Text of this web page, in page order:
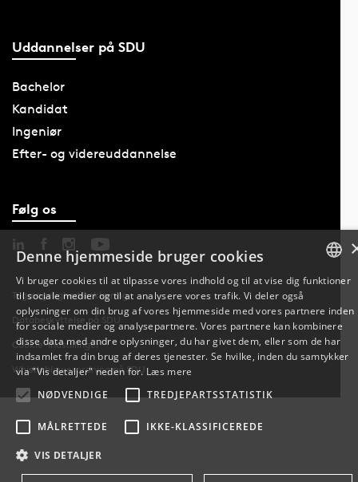
Uddannelser på SDU
Bachelor
Kandidat
Ingeniør
Efter- og videreuddannelse
Følg os
Tilgængelighedserklæring
Databeskyttelse på SDU
Cookie-indstillinger
Whistleblowerordning på SDU
ENGLISH
Denne hjemmeside bruger cookies
Vi bruger cookies til at tilpasse vores indhold og til at vise dig funktioner
til sociale medier og til at analysere vores trafik. Vi deler også
oplysninger om din brug af vores hjemmeside med vores partnere inden
for sociale medier og analysepartnere. Vores partnere kan kombinere
disse data med andre oplysninger, du har givet dem, eller som de har
indsamlet fra din brug af deres tjenester. Se hvilke, inden du samtykker
via "Vis detaljer" neden for. Læs mere
NØDVENDIGE
TREDJEPARTSSTATISTIK
MÅLRETTEDE IKKE-KLASSIFICEREDE
VIS DETALJER